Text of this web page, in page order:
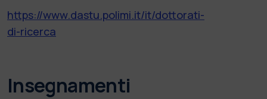
https://www.dastu.polimi.it/it/dottorati-
di-ricerca
Insegnamenti